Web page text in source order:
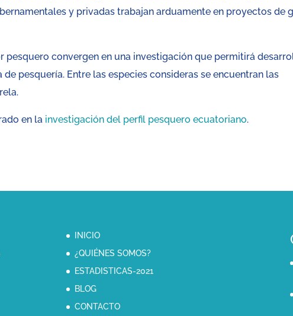
y privadas trabajan arduamente en proyectos de
pesquero convergen en una investigación que permitirá
pesquería. Entre las especies consideras se encuentran las
en la investigación del perfil pesquero ecuatoriano.
INICIO
¿QUIÉNES SOMOS?
ESTADISTICAS-2021
BLOG
CONTACTO